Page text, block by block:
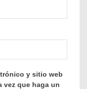
y sitio web
vez que haga un